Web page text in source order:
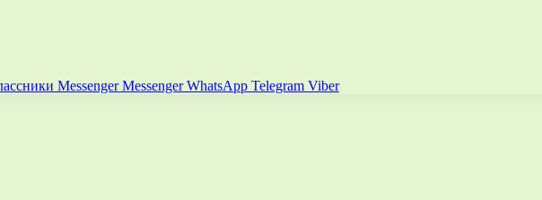
Messenger Messenger WhatsApp Telegram Viber